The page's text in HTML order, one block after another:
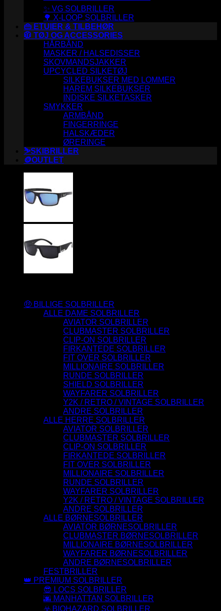
✨ VG SOLBRILLER
🌳 X-LOOP SOLBRILLER
👜 ETUIER & TILBEHØR
🧥 TØJ OG ACCESSORIES
HÅRBÅND
MASKER / HALSEDISSER
SKOVMANDSJAKKER
UPCYCLED SILKETØJ
SILKEBUKSER MED LOMMER
HAREM SILKEBUKSER
INDISKE SILKETASKER
SMYKKER
ARMBÅND
FINGERRINGE
HALSKÆDER
ØRERINGE
⛷️SKIBRILLER
🪙OUTLET
🤑 BILLIGE SOLBRILLER
ALLE DAME SOLBRILLER
AVIATOR SOLBRILLER
CLUBMASTER SOLBRILLER
CLIP-ON SOLBRILLER
FIRKANTEDE SOLBRILLER
FIT OVER SOLBRILLER
MILLIONAIRE SOLBRILLER
RUNDE SOLBRILLER
SHIELD SOLBRILLER
WAYFARER SOLBRILLER
Y2K / RETRO / VINTAGE SOLBRILLER
ANDRE SOLBRILLER
ALLE HERRE SOLBRILLER
AVIATOR SOLBRILLER
CLUBMASTER SOLBRILLER
CLIP-ON SOLBRILLER
FIRKANTEDE SOLBRILLER
FIT OVER SOLBRILLER
MILLIONAIRE SOLBRILLER
RUNDE SOLBRILLER
WAYFARER SOLBRILLER
Y2K / RETRO / VINTAGE SOLBRILLER
ANDRE SOLBRILLER
ALLE BØRNESOLBRILLER
AVIATOR BØRNESOLBRILLER
CLUBMASTER BØRNESOLBRILLER
MILLIONAIRE BØRNESOLBRILLER
WAYFARER BØRNESOLBRILLER
ANDRE BØRNESOLBRILLER
FESTBRILLER
👑 PREMIUM SOLBRILLER
😎 LOCS SOLBRILLER
🌆 MANHATTAN SOLBRILLER
☣️ BIOHAZARD SOLBRILLER